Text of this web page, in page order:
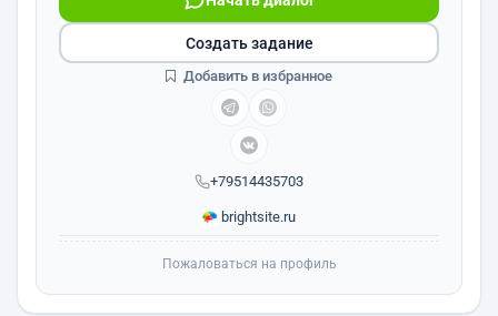
+79514435703
brightsite.ru
Создать задание
Добавить в избранное
Пожаловаться на профиль